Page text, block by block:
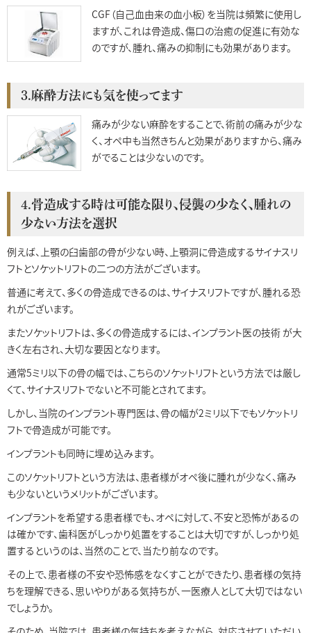
CGF（自己血由来の血小板）を当院は頻繁に使用し
ますが、これは骨造成、傷口の治癒の促進に有効な
のですが、腫れ、痛みの抑制にも効果があります。
3.麻酔方法にも気を使ってます
痛みが少ない麻酔をすることで、術前の痛みが少な
く、オペ中も当然きちんと効果がありますから、痛み
がでることは少ないのです。
4.骨造成する時は可能な限り、侵襲の少なく、腫れの
少ない方法を選択
例えば、上顎の臼歯部の骨が少ない時、上顎洞に骨造成するサイナスリ
フトとソケットリフトの二つの方法がございます。
普通に考えて、多くの骨造成できるのは、サイナスリフトですが、腫れる恐
れがございます。
またソケットリフトは、多くの骨造成するには、インプラント医の技術 が大
きく左右され、大切な要因となります。
通常5ミリ以下の骨の幅では、こちらのソケットリフトという方法では厳し
くて、サイナスリフトでないと不可能とされてます。
しかし、当院のインプラント専門医は、骨の幅が2ミリ以下でもソケットリ
フトで骨造成が可能です。
インプラントも同時に埋め込みます。
このソケットリフトという方法は、患者様がオペ後に腫れが少なく、痛み
も少ないというメリットがございます。
インプラントを希望する患者様でも、オペに対して、不安と恐怖があるの
は確かです、歯科医がしっかり処置をすることは大切ですが、しっかり処
置するというのは、当然のことで、当たり前なのです。
その上で、患者様の不安や恐怖感をなくすことができたり、患者様の気持
ちを理解できる、思いやりがある気持ちが、一医療人として大切ではない
でしょうか。